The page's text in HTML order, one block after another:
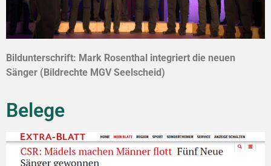
Bildunterschrift: Mark Rosenthal integriert die neuen
Sänger (Bildrechte MGV Seelscheid)
Belege